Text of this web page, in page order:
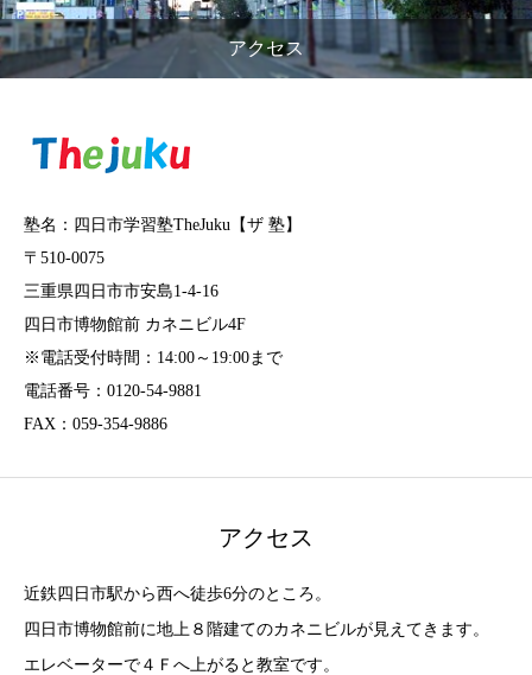
アクセス
塾名：四日市学習塾TheJuku【ザ 塾】
〒510-0075
三重県四日市市安島1-4-16
四日市博物館前 カネニビル4F
※電話受付時間：14:00～19:00まで
電話番号：0120-54-9881
FAX：059-354-9886
アクセス
近鉄四日市駅から西へ徒歩6分のところ。
四日市博物館前に地上８階建てのカネニビルが見えてきます。
エレベーターで４Ｆへ上がると教室です。